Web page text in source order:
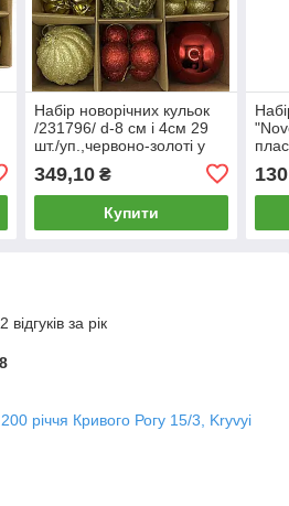
Набір новорічних кульок
/231796/ d-8 cм і 4см 29
шт./уп.,червоно-золоті у
349,10₴
Купити
за рік
річчя Кривого Рогу 15/3, Kryvyi